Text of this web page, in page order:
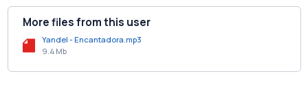
More files from this user
Yandel - Encantadora.mp3
9.4 Mb